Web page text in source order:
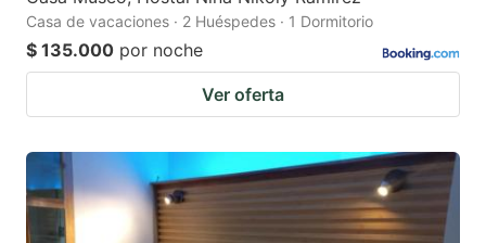
Casa de vacaciones · 2 Huéspedes · 1 Dormitorio
$ 135.000 por noche
Ver oferta